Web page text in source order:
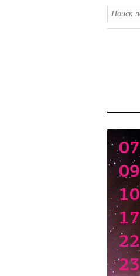
07
09
10
17
22
23